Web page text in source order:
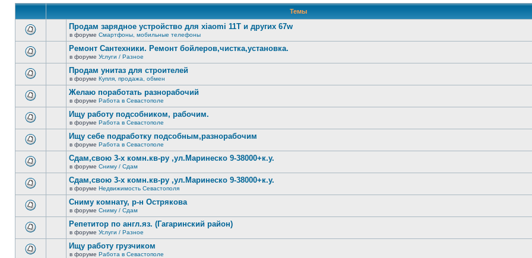
Темы
новых
непрочитанных
сообщений.
Продам зарядное устройство для xiaomi 11T и других 67w
в форуме Смартфоны, мобильные телефоны
новых
непрочитанных
сообщений.
Ремонт Сантехники. Ремонт бойлеров,чистка,установка.
в форуме Услуги / Разное
новых
непрочитанных
сообщений.
Продам унитаз для строителей
в форуме Купля, продажа, обмен
новых
непрочитанных
сообщений.
Желаю поработать разнорабочий
в форуме Работа в Севастополе
новых
непрочитанных
сообщений.
Ищу работу подсобником, рабочим.
в форуме Работа в Севастополе
новых
непрочитанных
сообщений.
Ищу себе подработку подсобным,разнорабочим
в форуме Работа в Севастополе
новых
непрочитанных
сообщений.
Сдам,свою 3-х комн.кв-ру ,ул.Маринеско 9-38000+к.у.
в форуме Сниму / Сдам
новых
непрочитанных
сообщений.
Сдам,свою 3-х комн.кв-ру ,ул.Маринеско 9-38000+к.у.
в форуме Недвижимость Севастополя
новых
непрочитанных
сообщений.
Сниму комнату, р-н Острякова
в форуме Сниму / Сдам
Репетитор по англ.яз. (Гагаринский район)
в форуме Услуги / Разное
Ищу работу грузчиком
в форуме Работа в Севастополе